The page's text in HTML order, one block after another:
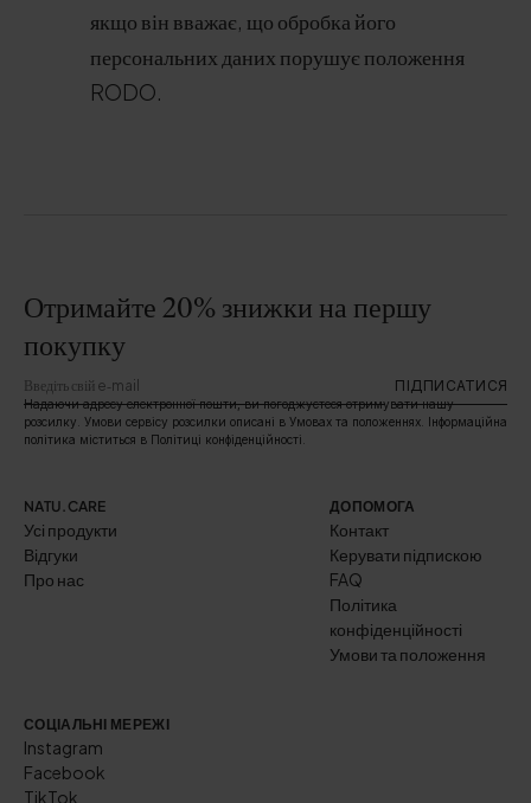
якщо він вважає, що обробка його
персональних даних порушує положення
RODO.
NATU.CARE
Усі продукти
Відгуки
Про нас
ДОПОМОГА
Контакт
Керувати підпискою
FAQ
Політика
конфіденційності
Умови та положення
СОЦІАЛЬНІ МЕРЕЖІ
Instagram
Facebook
TikTok
Отримайте 20% знижки на першу
покупку
ПІДПИСАТИСЯ
Надаючи адресу електронної пошти, ви погоджуєтеся отримувати нашу
розсилку. Умови сервісу розсилки описані в Умовах та положеннях. Інформаційна
політика міститься в Політиці конфіденційності.